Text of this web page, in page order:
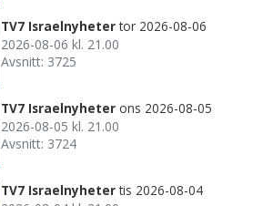
TV7 Israelnyheter tor 2026-08-06
2026-08-06 kl. 21.00
Avsnitt: 3725
TV7 Israelnyheter ons 2026-08-05
2026-08-05 kl. 21.00
Avsnitt: 3724
TV7 Israelnyheter tis 2026-08-04